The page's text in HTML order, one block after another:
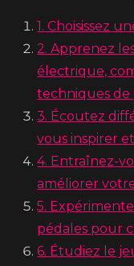
1. Choisissez
2. Apprenez
électrique,
techniques de
3. Écoutez
vous inspirer
4. Entraînez-
améliorer
5.
pédales pour
6. Étudiez le